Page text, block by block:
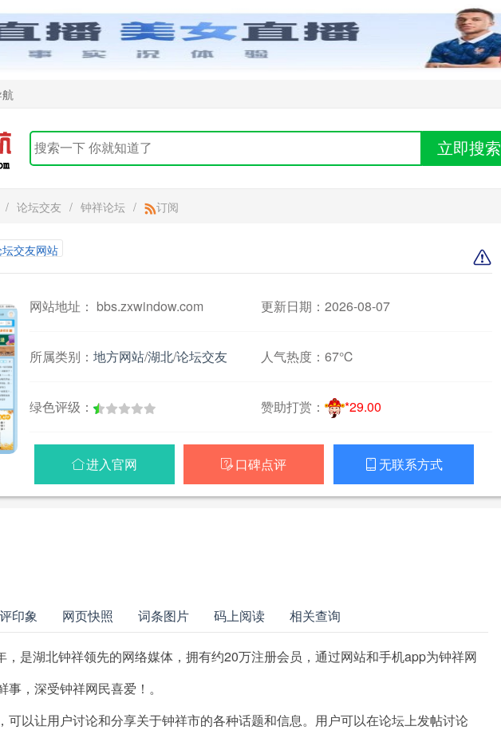
立即搜索
/ 论坛交友 / 钟祥论坛 / 订阅
交友网站
网站地址： bbs.zxwindow.com 更新日期：2026-08-07
所属类别： 地方网站/湖北/论坛交友 人气热度： 67℃
绿色评级： 赞助打赏： *29.00
进入官网  口碑点评  无联系方式
印象 网页快照 词条图片 码上阅读 相关查询
，是湖北钟祥领先的网络媒体，拥有约20万注册会员，通过网站和手机app为钟祥网
，深受钟祥网民喜爱！。
可以让用户讨论和分享关于钟祥市的各种话题和信息。用户可以在论坛上发帖讨论